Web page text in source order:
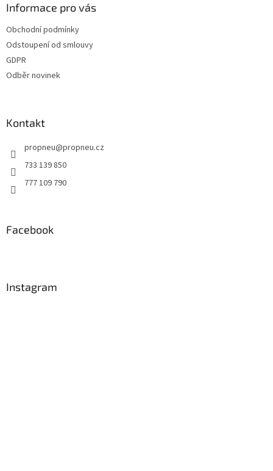
Informace pro vás
Obchodní podmínky
Odstoupení od smlouvy
GDPR
Odběr novinek
Kontakt
propneu@propneu.cz
733 139 850
777 109 790
Facebook
Instagram